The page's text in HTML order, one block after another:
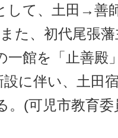
して、土田→善
た、初代尾張
一館を「止善殿
に伴い、土田
。(可児市教育